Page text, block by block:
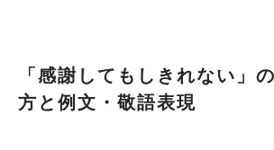
「感謝してもしきれない」
方と例文・敬語表現